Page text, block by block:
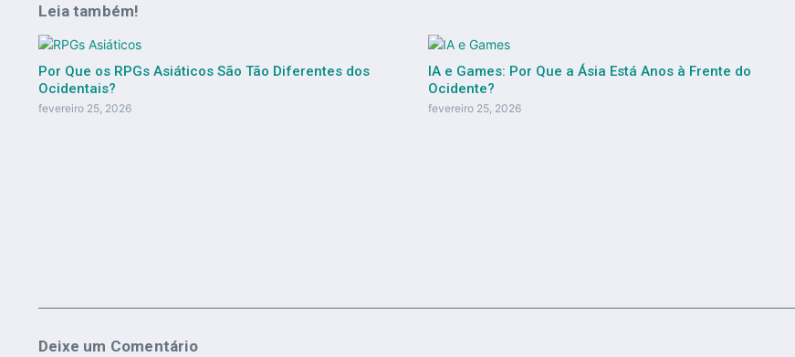
Leia também!
Por Que os RPGs Asiáticos São Tão Diferentes dos
Ocidentais?
fevereiro 25, 2026
IA e Games: Por Que a Ásia Está Anos à Frente do
Ocidente?
fevereiro 25, 2026
Deixe um Comentário